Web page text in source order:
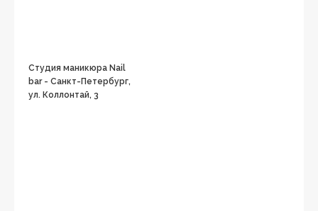
Студия маникюра Nail
bar - Санкт-Петербург,
ул. Коллонтай, 3